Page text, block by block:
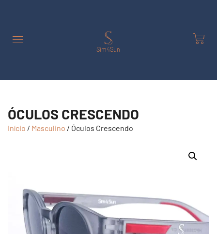
Sim4Sun
ÓCULOS CRESCENDO
Início / Masculino / Óculos Crescendo